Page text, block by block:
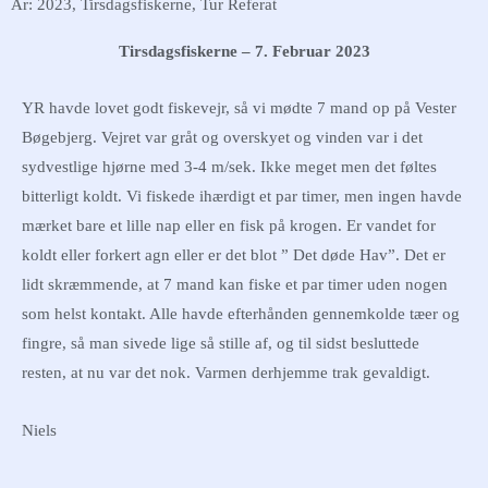
År: 2023, Tirsdagsfiskerne, Tur Referat
Tirsdagsfiskerne – 7. Februar 2023
YR havde lovet godt fiskevejr, så vi mødte 7 mand op på Vester
Bøgebjerg. Vejret var gråt og overskyet og vinden var i det
sydvestlige hjørne med 3-4 m/sek. Ikke meget men det føltes
bitterligt koldt. Vi fiskede ihærdigt et par timer, men ingen havde
mærket bare et lille nap eller en fisk på krogen. Er vandet for
koldt eller forkert agn eller er det blot ” Det døde Hav”. Det er
lidt skræmmende, at 7 mand kan fiske et par timer uden nogen
som helst kontakt. Alle havde efterhånden gennemkolde tæer og
fingre, så man sivede lige så stille af, og til sidst besluttede
resten, at nu var det nok. Varmen derhjemme trak gevaldigt.
Niels